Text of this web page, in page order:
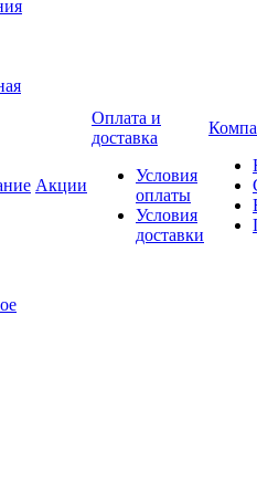
Акции
Оплата и
доставка
Условия
оплаты
Условия
доставки